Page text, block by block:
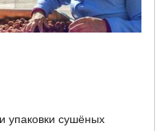
упаковки сушёных